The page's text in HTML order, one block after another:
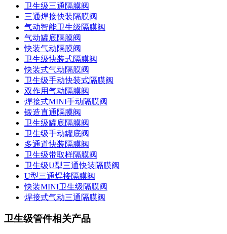
卫生级三通隔膜阀
三通焊接快装隔膜阀
气动智能卫生级隔膜阀
气动罐底隔膜阀
快装气动隔膜阀
卫生级快装式隔膜阀
快装式气动隔膜阀
卫生级手动快装式隔膜阀
双作用气动隔膜阀
焊接式MINI手动隔膜阀
锻造直通隔膜阀
卫生级罐底隔膜阀
卫生级手动罐底阀
多通道快装隔膜阀
卫生级带取样隔膜阀
卫生级U型三通快装隔膜阀
U型三通焊接隔膜阀
快装MINI卫生级隔膜阀
焊接式气动三通隔膜阀
卫生级管件相关产品